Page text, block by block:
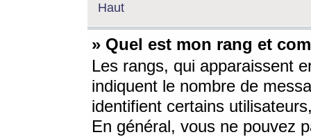
Haut
» Quel est mon rang et
Les rangs, qui apparaissent
indiquent le nombre de
identifient certains
En général, vous ne pouvez